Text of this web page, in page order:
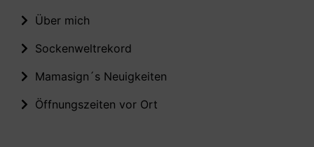
Über mich
Sockenweltrekord
Mamasign´s Neuigkeiten
Öffnungszeiten vor Ort